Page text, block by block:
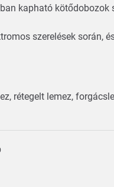
kapható
szerelések során,
rétegelt lemez,